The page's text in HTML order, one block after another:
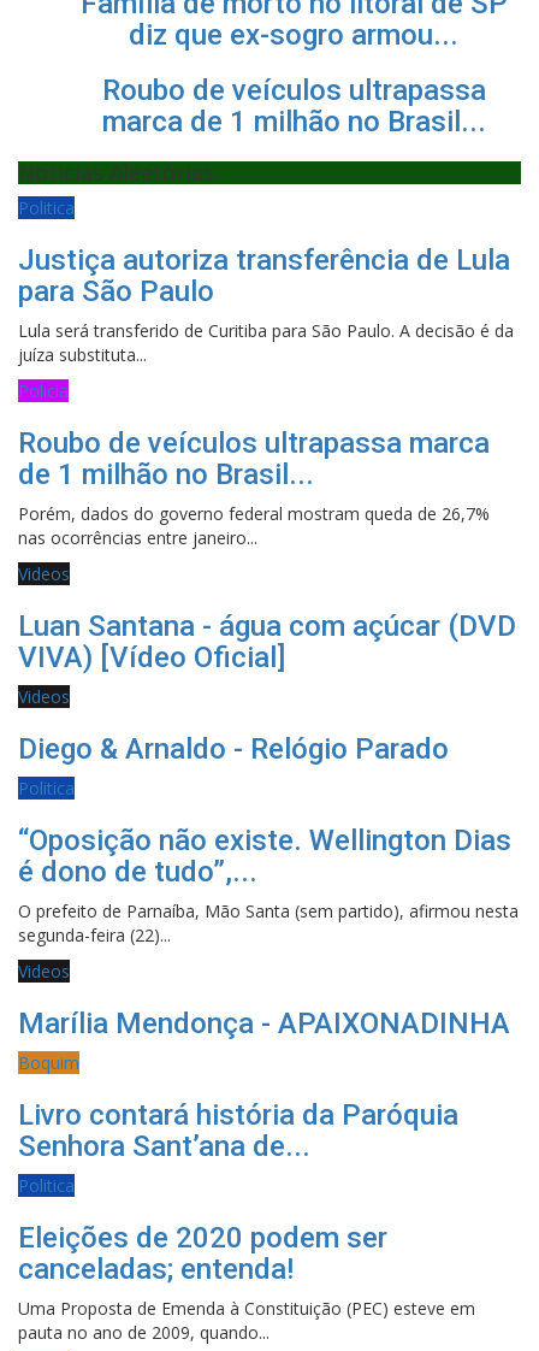
diz que ex-sogro armou...
Roubo de veículos ultrapassa
marca de 1 milhão no Brasil...
Noticias Aleatórias
Politica
Justiça autoriza transferência de Lula
para São Paulo
Lula será transferido de Curitiba para São Paulo. A decisão é da
juíza substituta...
Policia
Roubo de veículos ultrapassa marca
de 1 milhão no Brasil...
Porém, dados do governo federal mostram queda de 26,7%
nas ocorrências entre janeiro...
Videos
Luan Santana - água com açúcar (DVD
VIVA) [Vídeo Oficial]
Videos
Diego & Arnaldo - Relógio Parado
Politica
“Oposição não existe. Wellington Dias
é dono de tudo”,...
O prefeito de Parnaíba, Mão Santa (sem partido), afirmou nesta
segunda-feira (22)...
Videos
Marília Mendonça - APAIXONADINHA
Boquim
Livro contará história da Paróquia
Senhora Sant’ana de...
Politica
Eleições de 2020 podem ser
canceladas; entenda!
Uma Proposta de Emenda à Constituição (PEC) esteve em
pauta no ano de 2009, quando...